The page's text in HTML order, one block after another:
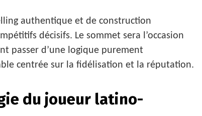
authentique et de construction
décisifs. Le sommet sera l’occasion
passer d’une logique purement
centrée sur la fidélisation et la réputation.
du joueur latino-